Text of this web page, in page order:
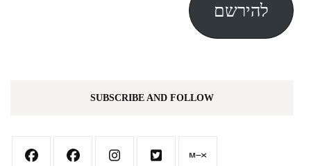
להירשם
SUBSCRIBE AND FOLLOW